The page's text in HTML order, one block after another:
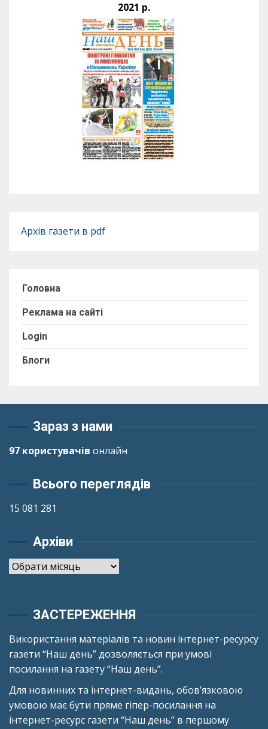
2021 р.
Архів газети в pdf
Головна
Реклама на сайті
Login
Блоги
Зараз з нами
97 користувачів онлайн
Всього переглядів
15 081 281
Архіви
Архіви
ЗАСТЕРЕЖЕННЯ
Використання матеріалів та новин інтернет-ресурсу
газети “Наш день” дозволяється при умові
посилання на газету “Наш день”.
Для новинних та інтернет-видань, обов’язковою
умовою має бути пряме гіпер-посилання на
інтернет-ресурс газети “Наш день” в першому